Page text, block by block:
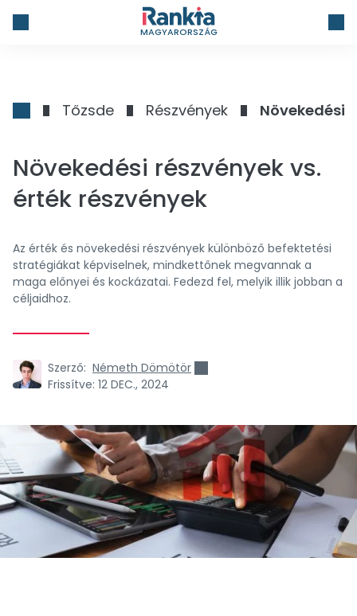
MAGYARORSZÁG
Tőzsde Részvények Növekedési
Növekedési részvények vs.
érték részvények
Az érték és növekedési részvények különböző befektetési
stratégiákat képviselnek, mindkettőnek megvannak a
maga előnyei és kockázatai. Fedezd fel, melyik illik jobban a
céljaidhoz.
Szerző: Németh Dömötör
Frissítve: 12 DEC., 2024